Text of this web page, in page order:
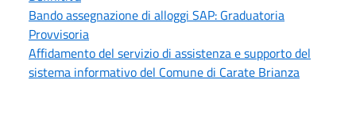
Bando assegnazione di alloggi SAP: Graduatoria
Provvisoria
Affidamento del servizio di assistenza e supporto del
sistema informativo del Comune di Carate Brianza